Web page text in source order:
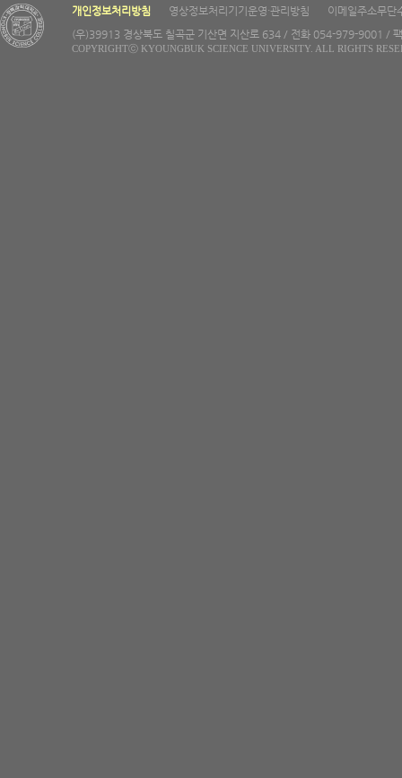
개인정보처리방침 영상정보처리기기운영·관리방침
이메일주소무단
(우)39913 경상북도 칠곡군 기산면 지산로 634 / 전화 054-979-9001 /
COPYRIGHTⓒ KYOUNGBUK SCIENCE UNIVERSITY. ALL RIGHTS